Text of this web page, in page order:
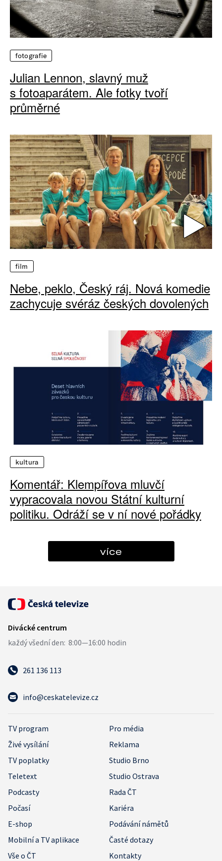
fotografie
Julian Lennon, slavný muž
s fotoaparátem. Ale fotky tvoří
průměrné
film
Nebe, peklo, Český ráj. Nová komedie
zachycuje svéráz českých dovolených
kultura
Komentář: Klempířova mluvčí
vypracovala novou Státní kulturní
politiku. Odráží se v ní nové pořádky
více
261 136 113
info@ceskatelevize.cz
TV program
Pro média
Živé vysílání
Reklama
TV poplatky
Studio Brno
Teletext
Studio Ostrava
Podcasty
Rada ČT
Počasí
Kariéra
E-shop
Podávání námětů
Mobilní a TV aplikace
Časté dotazy
Vše o ČT
Kontakty